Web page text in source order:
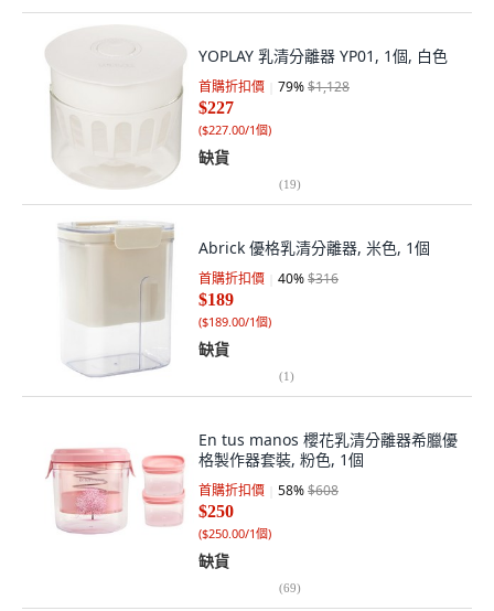
YOPLAY 乳清分離器 YP01, 1個, 白色
首購折扣價 79%$1,128
$227
($227.00/1個)
缺貨
(19)
Abrick 優格乳清分離器, 米色, 1個
首購折扣價 40%$316
$189
($189.00/1個)
缺貨
(1)
En tus manos 櫻花乳清分離器希臘優
格製作器套裝, 粉色, 1個
首購折扣價 58%$608
$250
($250.00/1個)
缺貨
(69)